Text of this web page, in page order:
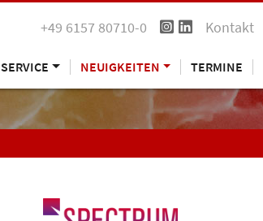
+49 6157 80710-0 Kontakt
SERVICE NEUIGKEITEN TERMINE